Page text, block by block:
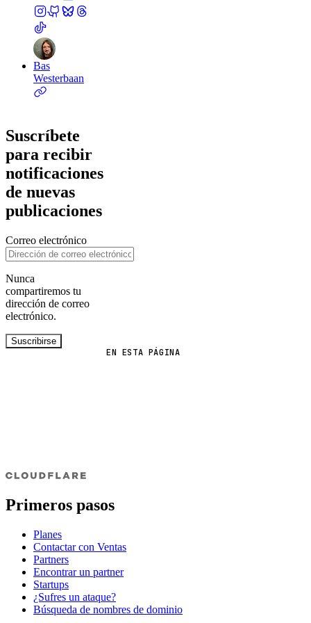
EN ESTA PÁGINA
Bas
Westerbaan
Suscríbete
para recibir
notificaciones
de nuevas
publicaciones
Correo electrónico
Nunca
compartiremos tu
dirección de correo
electrónico.
Suscribirse
Primeros pasos
Planes
Contactar con Ventas
Partners
Encontrar un partner
Startups
¿Sufres un ataque?
Búsqueda de nombres de dominio